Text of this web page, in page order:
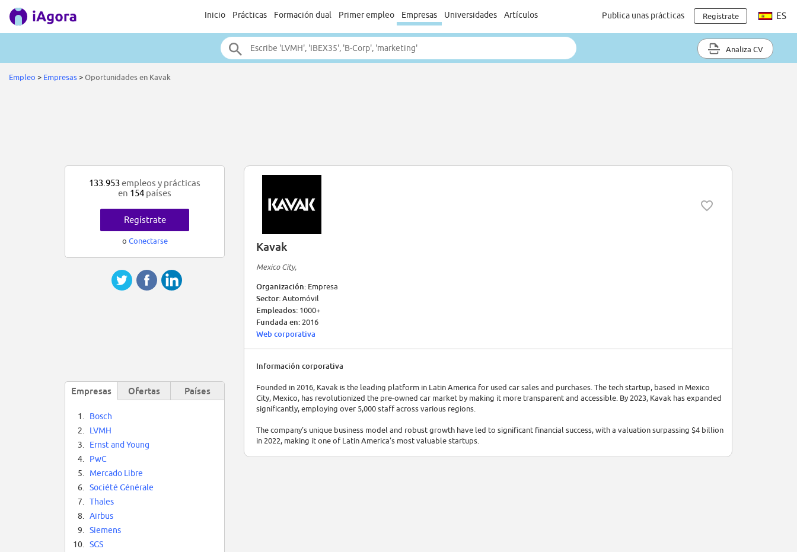
Inicio Prácticas Formación dual Primer empleo Empresas Universidades Artículos Publica unas prácticas Regístrate ES
Analiza CV
Empleo > Empresas>Oportunidades en Kavak
Kavak
Mexico City,
Organización: Empresa
Sector:Automóvil
Empleados: 1000+
Fundada en: 2016
Web corporativa
Información corporativa
Founded in 2016, Kavak is the leading platform in Latin America for used car sales and purchases. The tech startup, based in Mexico
City, Mexico, has revolutionized the pre-owned car market by making it more transparent and accessible. By 2023, Kavak has expanded
significantly, employing over 5,000 staff across various regions.
The company's unique business model and robust growth have led to significant financial success, with a valuation surpassing $4 billion
in 2022, making it one of Latin America's most valuable startups.
133.953empleos y prácticas
en 154 países
Regístrate
o Conectarse
Empresas Ofertas Países
1.
Bosch
2.
LVMH
3.
Ernst and Young
4.
PwC
5.
Mercado Libre
6.
Société Générale
7.
Thales
8.
Airbus
9.
Siemens
10.
SGS